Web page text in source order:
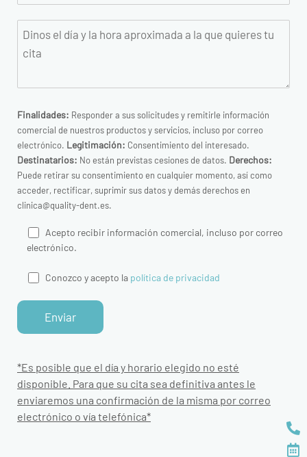
Finalidades: Responder a sus solicitudes y remitirle información
comercial de nuestros productos y servicios, incluso por correo
electrónico. Legitimación: Consentimiento del interesado.
Destinatarios: No están previstas cesiones de datos. Derechos:
Puede retirar su consentimiento en cualquier momento, así como
acceder, rectificar, suprimir sus datos y demás derechos en
clinica@quality-dent.es.
Acepto recibir información comercial, incluso por correo
electrónico.
Conozco y acepto la política de privacidad
*Es posible que el día y horario elegido no esté
disponible. Para que su cita sea definitiva antes le
enviaremos una confirmación de la misma por correo
electrónico o vía telefónica*